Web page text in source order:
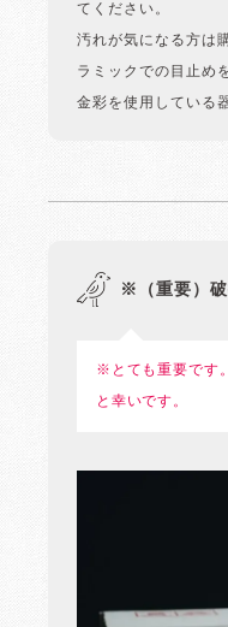
てください。
汚れが気になる方は
ラミックでの目止め
金彩を使用している
※（重要）
※とても重要です
と幸いです。